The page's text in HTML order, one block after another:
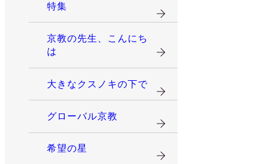
特集
京教の先生、こんにち
は
大きなクスノキの下で
グローバル京教
希望の星